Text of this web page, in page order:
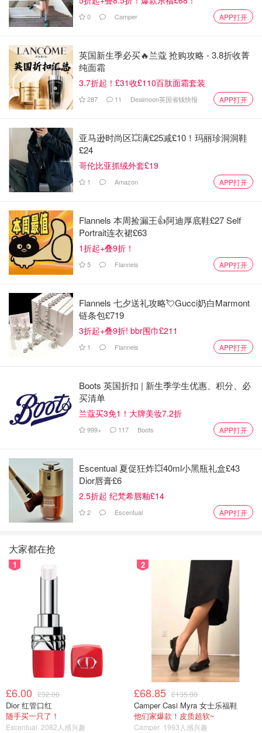
～
夏季大促晒单大会
0 Camper APP打开
英国新生季必买🔥兰蔻 抢购攻略 - 3.8折收菁
纯面霜
3.7折起！£31收£110百肽面霜套装
287 11 Dealmoon英国省钱快报 APP打开
亚马逊时尚区💥满£25减£10！玛丽珍洞洞鞋
£24
哥伦比亚抓绒外套£19
1 Amazon APP打开
Flannels 本周捡漏王👍阿迪厚底鞋£27 Self
Portrait连衣裙£63
1折起+叠9折！
5 Flannels APP打开
Flannels 七夕送礼攻略💘Gucci奶白Marmont
链条包£719
3折起+叠9折! bbr围巾£211
1 Flannels APP打开
Boots 英国折扣 | 新生季学生优惠、积分、必
买清单
兰蔻买3免1！大牌美妆7.2折
999+ 117 Boots APP打开
Escentual 夏促狂炸💥40ml小黑瓶礼盒£43
Dior唇膏£6
2.5折起 纪梵希唇釉£14
2 Escentual APP打开
大家都在抢
1
£6.00 £32.00
Dior 红管口红
随手买一只了！
Escentual 2082人感兴趣
2
£68.85 £135.00
Camper Casi Myra 女士乐福鞋
他们家爆款！皮质超软~
Camper 1993人感兴趣